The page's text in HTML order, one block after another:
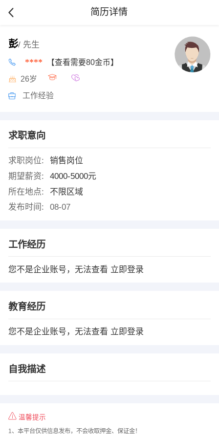
简历详情
彭/ 先生
**** 【查看需要80金币】
26岁
工作经验
求职意向
求职岗位:
销售岗位
期望薪资:
4000-5000元
所在地点:
不限区域
发布时间:
08-07
工作经历
您不是企业账号，无法查看 立即登录
教育经历
您不是企业账号，无法查看 立即登录
自我描述
温馨提示
1、本平台仅供信息发布，不会收取押金、保证金！